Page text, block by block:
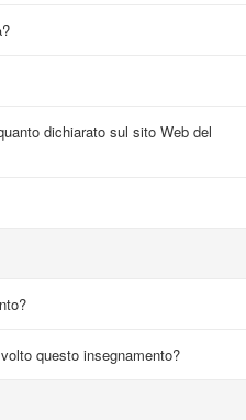
dichiarato sul sito Web del
questo insegnamento?